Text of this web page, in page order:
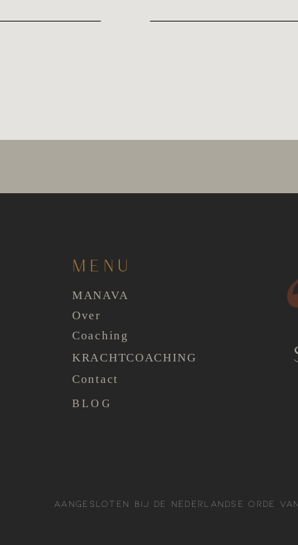
BLOG
KRACHTCOACHING
Contact
Coaching
Over
MANAVA
MENU
Aangesloten bij de Nederlandse Orde